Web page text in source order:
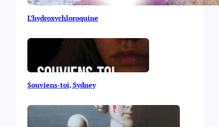
L’hydroxychloroquine
Souviens-toi, Sydney